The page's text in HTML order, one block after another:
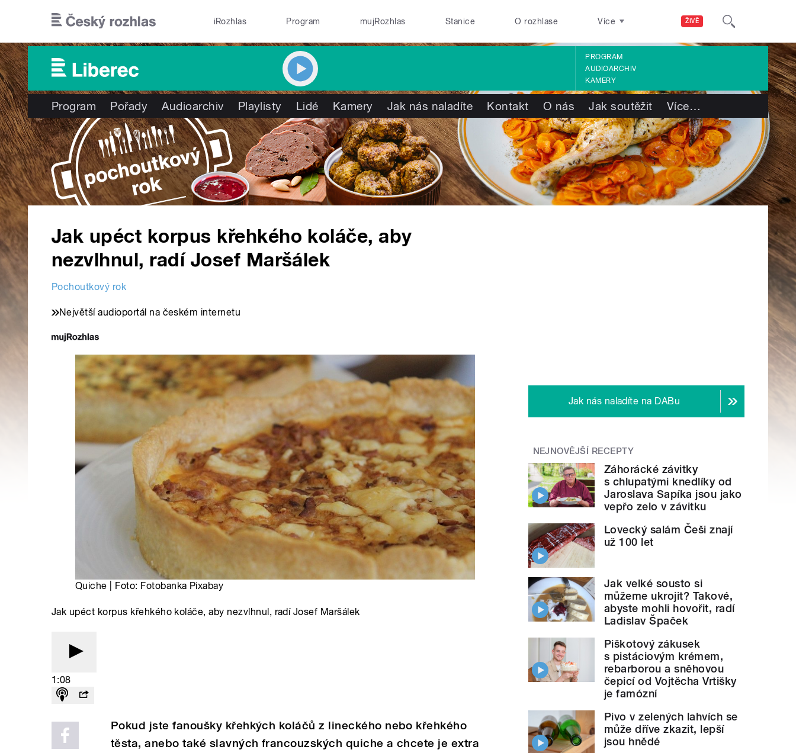
ŽIVĚ
iRozhlas Program mujRozhlas Stanice O rozhlase Více
PROGRAM
AUDIOARCHIV
KAMERY
Program Pořady Audioarchiv Playlisty Lidé Kamery Jak nás naladíte Kontakt O nás Jak soutěžit Více…
Jak upéct korpus křehkého koláče, aby
nezvlhnul, radí Josef Maršálek
Pochoutkový rok
Největší audioportál na českém internetu
Quiche | Foto: Fotobanka Pixabay
Jak upéct korpus křehkého koláče, aby nezvlhnul, radí Josef Maršálek
1:08
Pokud jste fanoušky křehkých koláčů z lineckého nebo křehkého
těsta, anebo také slavných francouzských quiche a chcete je extra
Jak nás naladíte na DABu
NEJNOVĚJŠÍ RECEPTY
Záhorácké závitky
s chlupatými knedlíky od
Jaroslava Sapíka jsou jako
vepřo zelo v závitku
Lovecký salám Češi znají
už 100 let
Jak velké sousto si
můžeme ukrojit? Takové,
abyste mohli hovořit, radí
Ladislav Špaček
Piškotový zákusek
s pistáciovým krémem,
rebarborou a sněhovou
čepicí od Vojtěcha Vrtišky
je famózní
Pivo v zelených lahvích se
může dříve zkazit, lepší
jsou hnědé